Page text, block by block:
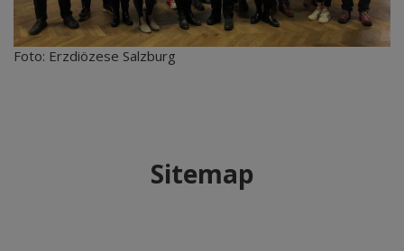
Foto: Erzdiözese Salzburg
Sitemap